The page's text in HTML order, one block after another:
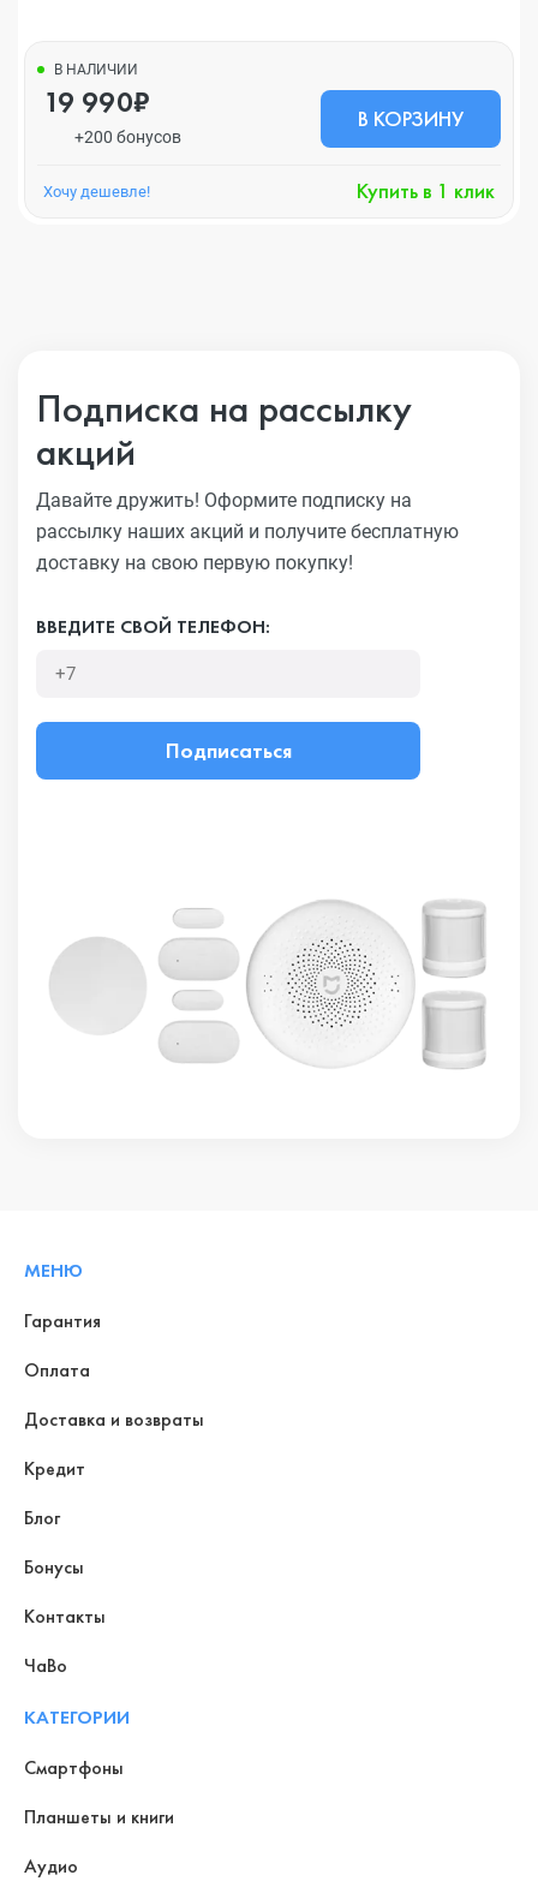
В НАЛИЧИИ
19 990₽
+200 бонусов
В КОРЗИНУ
Хочу дешевле! Купить в 1 клик
Подписка на рассылку
акций
Давайте дружить! Оформите подписку на
рассылку наших акций и получите бесплатную
доставку на свою первую покупку!
ВВЕДИТЕ СВОЙ ТЕЛЕФОН:
Подписаться
МЕНЮ
Гарантия
Оплата
Доставка и возвраты
Кредит
Блог
Бонусы
Контакты
ЧаВо
КАТЕГОРИИ
Смартфоны
Планшеты и книги
Аудио